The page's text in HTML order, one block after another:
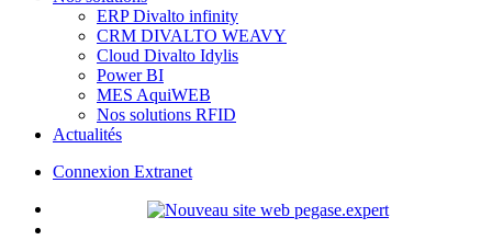
ERP Divalto infinity
CRM DIVALTO WEAVY
Cloud Divalto Idylis
Power BI
MES AquiWEB
Nos solutions RFID
Actualités
Connexion Extranet